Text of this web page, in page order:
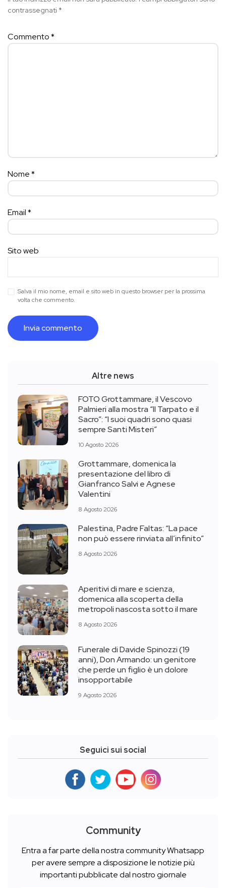
contrassegnati *
Commento*
Nome*
Email*
Sito web
Salva il mio nome, email e sito web in questo browser per la prossima
volta che commento.
Altre news
FOTO Grottammare, il Vescovo
Palmieri alla mostra “Il Tarpato e il
Sacro”: “I suoi quadri sono quasi
sempre Santi Misteri”
10 Agosto 2026
Grottammare, domenica la
presentazione del libro di
Gianfranco Salvi e Agnese
Valentini
8 Agosto 2026
Palestina, Padre Faltas: “La pace
non può essere rinviata all’infinito”
8 Agosto 2026
Aperitivi di mare e scienza,
domenica alla scoperta della
metropoli nascosta sotto il mare
8 Agosto 2026
Funerale di Davide Spinozzi (19
anni), Don Armando: un genitore
che perde un figlio è un dolore
insopportabile
9 Agosto 2026
Seguici sui social
Community
Entra a far parte della nostra community Whatsapp
per avere sempre a disposizione le notizie più
importanti pubblicate dal nostro giornale